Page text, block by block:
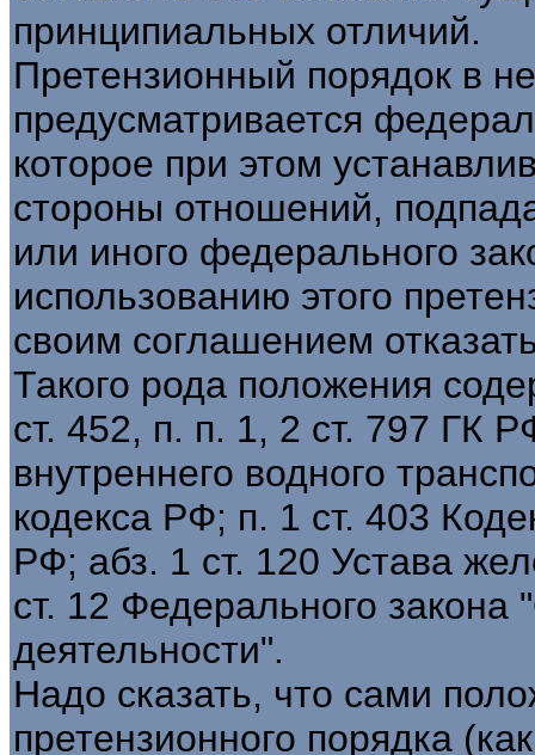
принципиальных отличий.
Претензионный порядок в
предусматривается
которое при этом
стороны отношений,
или иного федерального
использованию этого
своим соглашением
Такого рода положения
ст. 452, п. п. 1, 2 ст. 797 ГК
внутреннего водного
кодекса РФ; п. 1 ст. 403
РФ; абз. 1 ст. 120 Устава
ст. 12 Федерального закона
деятельности".
Надо сказать, что сами
претензионного порядка